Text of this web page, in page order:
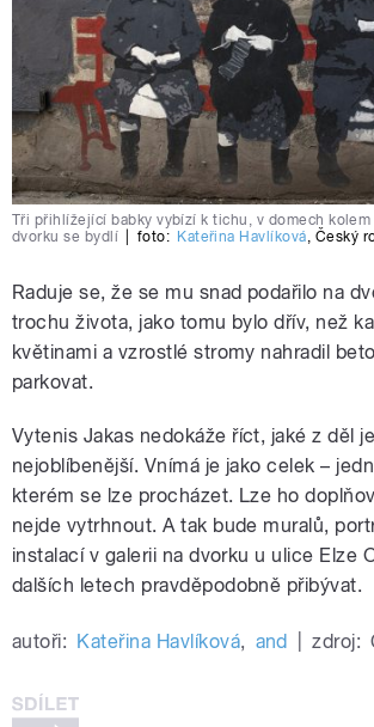
Tři přihlížející babky vybízí k tichu, v domech
dvorku se bydlí
foto: Kateřina Havlíková, Český
Raduje se, že se mu snad podařilo na
trochu života, jako tomu bylo dřív, než
květinami a vzrostlé stromy nahradil
parkovat.
Vytenis Jakas nedokáže říct, jaké z děl
nejoblíbenější. Vnímá je jako celek –
kterém se lze procházet. Lze ho
nejde vytrhnout. A tak bude muralů,
instalací v galerii na dvorku u ulice Elze
dalších letech pravděpodobně přibývat.
autoři: Kateřina Havlíková, and zdroj: